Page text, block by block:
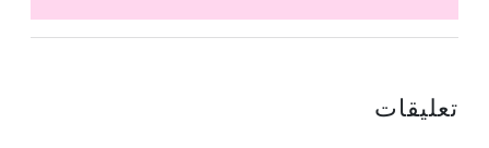
تعليقات